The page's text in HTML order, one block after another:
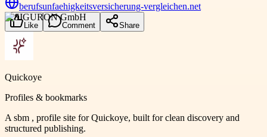
berufsunfaehigkeitsversicherung-vergleichen.net
Like Comment Share
Quickoye
Profiles & bookmarks
A sbm , profile site for Quickoye, built for clean discovery and
structured publishing.